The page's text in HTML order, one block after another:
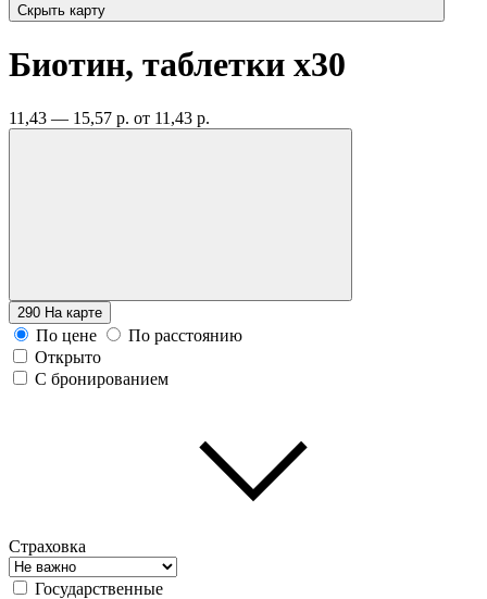
Скрыть карту
Биотин, таблетки x30
11,43 — 15,57 р. от 11,43 р.
290 На карте
По цене
По расстоянию
Открыто
С бронированием
Страховка
Государственные